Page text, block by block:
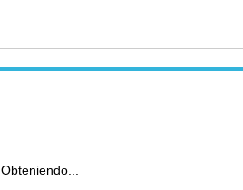
Obteniendo...